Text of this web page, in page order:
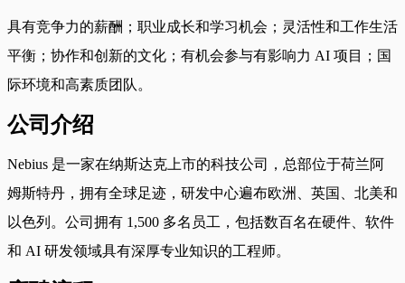
具有竞争力的薪酬；职业成长和学习机会；灵活性和工作生活
平衡；协作和创新的文化；有机会参与有影响力 AI 项目；国
际环境和高素质团队。
公司介绍
Nebius 是一家在纳斯达克上市的科技公司，总部位于荷兰阿
姆斯特丹，拥有全球足迹，研发中心遍布欧洲、英国、北美和
以色列。公司拥有 1,500 多名员工，包括数百名在硬件、软件
和 AI 研发领域具有深厚专业知识的工程师。